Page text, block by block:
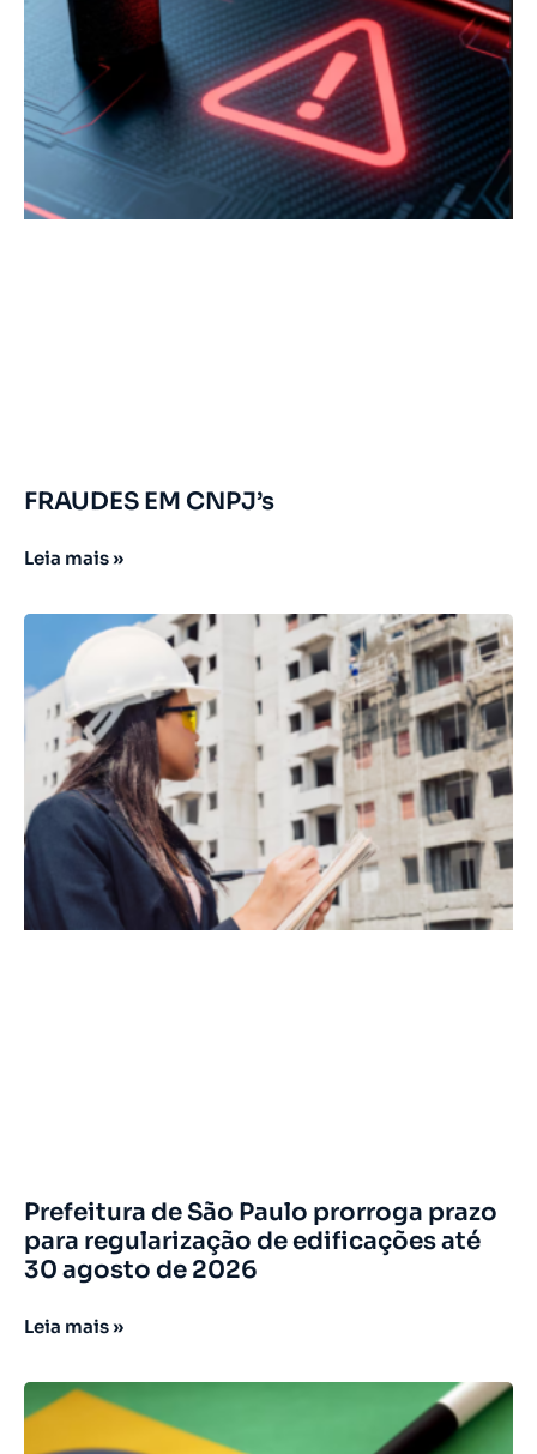
FRAUDES EM CNPJ’s
Leia mais »
Prefeitura de São Paulo prorroga prazo
para regularização de edificações até
30 agosto de 2026
Leia mais »